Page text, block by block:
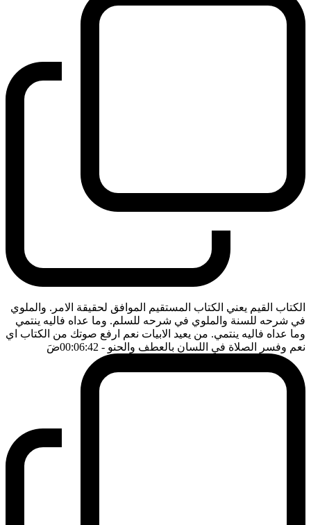
الكتاب القيم يعني الكتاب المستقيم الموافق لحقيقة الامر. والملوي
في شرحه للسنة والملوي في شرحه للسلم. وما عداه فاليه ينتمي
وما عداه فاليه ينتمي. من يعيد الابيات نعم ارفع صوتك من الكتاب اي
نعم وفسر الصلاة في اللسان بالعطف والحنو - 00:06:42 ضَ